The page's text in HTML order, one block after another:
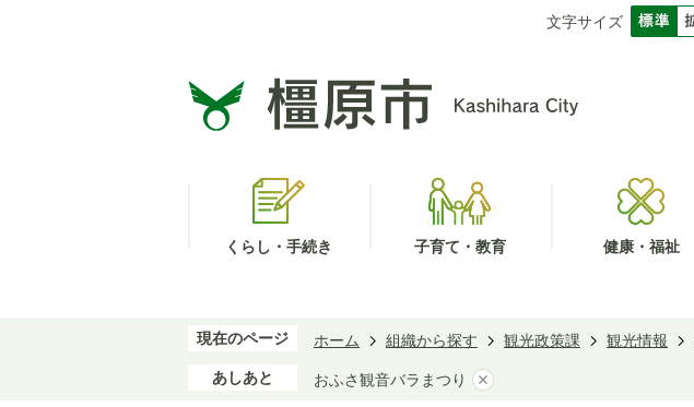
文字サイズ
くらし・手続き 子育て・教育 健康・福祉
現在のページ ホーム 組織から探す 観光政策課 観光情報
あしあと おふさ観音バラまつり